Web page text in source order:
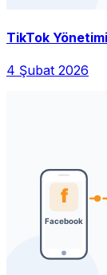
TikTok
4 Şubat 2026